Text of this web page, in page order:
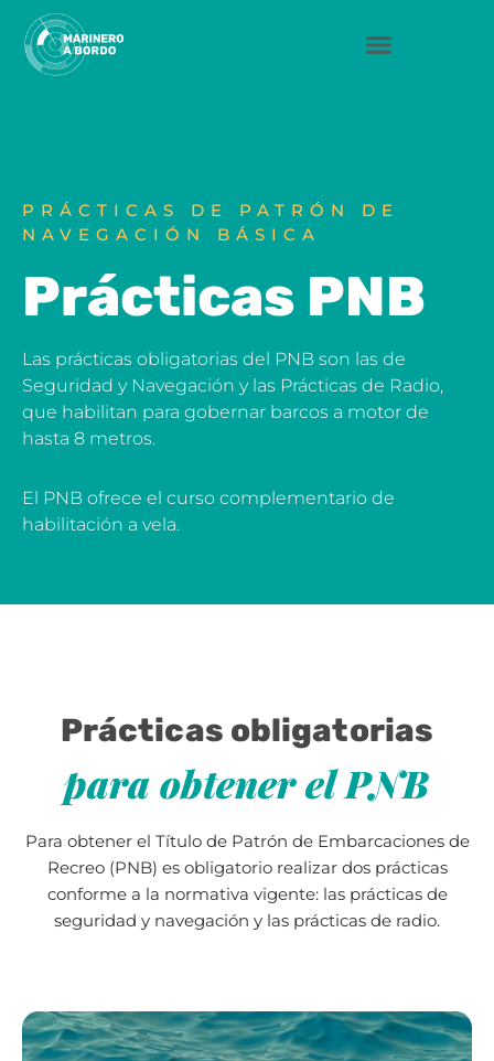
Saltar
PRÁCTICAS DE PATRÓN DE
NAVEGACIÓN BÁSICA
Prácticas PNB
Las prácticas obligatorias del PNB son las de
Seguridad y Navegación y las Prácticas de Radio,
que habilitan para gobernar barcos a motor de
hasta 8 metros.
El PNB ofrece el curso complementario de
habilitación a vela.
Prácticas obligatorias
para obtener el PNB
Para obtener el Título de Patrón de Embarcaciones de
Recreo (PNB) es obligatorio realizar dos prácticas
conforme a la normativa vigente: las prácticas de
seguridad y navegación y las prácticas de radio.